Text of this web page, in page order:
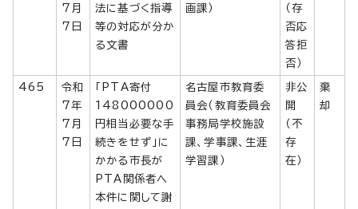
7月
7日
法に基づく指導
等の対応が分か
る文書
画課）
（存
否応
答拒
否）
465
令和
7年
7月
7日
「PTA寄付
148000000
円相当必要な手
続きをせず」に
かかる市長が
PTA関係者へ
本件に関して謝
名古屋市教育委
員会（教育委員会
事務局学校施設
課、学事課、生涯
学習課）
非公
開
（不
存
在）
棄
却